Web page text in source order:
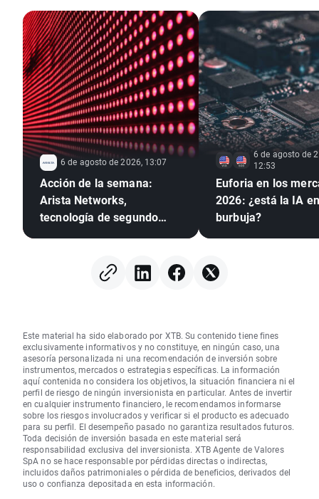
6 de agosto de 2026, 13:07
Acción de la semana:
Arista Networks,
tecnología de segundo
6 de agosto de
12:53
Euforia en los
2026: ¿está la IA
burbuja?
Este material ha sido elaborado por XTB. Su contenido tiene fines
exclusivamente informativos y no constituye, en ningún caso, una
asesoría personalizada ni una recomendación de inversión sobre
instrumentos, mercados o estrategias específicas. La información
aquí contenida no considera los objetivos, la situación financiera ni el
perfil de riesgo de ningún inversionista en particular. Antes de invertir
en cualquier instrumento financiero, le recomendamos informarse
sobre los riesgos involucrados y verificar si el producto es adecuado
para su perfil. El desempeño pasado no garantiza resultados futuros.
Toda decisión de inversión basada en este material será
responsabilidad exclusiva del inversionista. XTB Agente de Valores
SpA no se hace responsable por pérdidas directas o indirectas,
incluidos daños patrimoniales o pérdida de beneficios, derivados del
uso o confianza depositada en esta información.